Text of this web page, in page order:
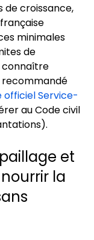
de croissance,
minimales
de
connaître
officiel Service-
au Code civil
et
la